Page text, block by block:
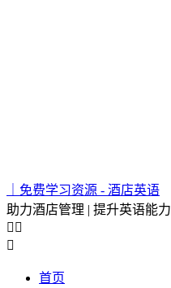
｜免费学习资源 - 酒店英语
助力酒店管理 | 提升英语能力
 

首页